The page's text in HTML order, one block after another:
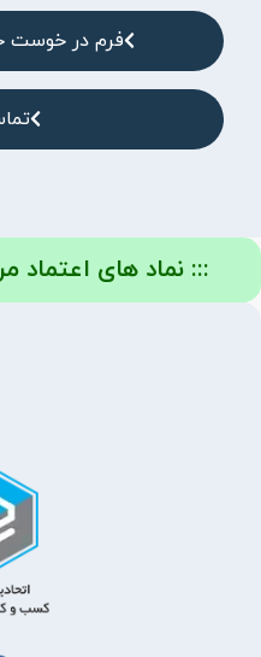
فرم در خوست خدمات و
تماس با ما
های اعتماد مرکز